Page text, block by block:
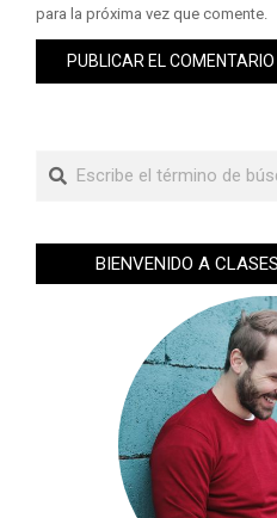
para la próxima vez que comente.
BIENVENIDO A